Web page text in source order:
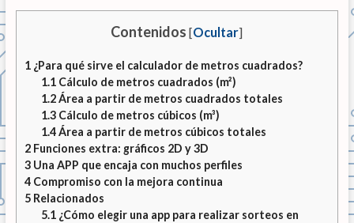
Contenidos [Ocultar]
1¿Para qué sirve el calculador de metros cuadrados?
1.1 Cálculo de metros cuadrados (m²)
1.2Área a partir de metros cuadrados totales
1.3 Cálculo de metros cúbicos (m³)
1.4Área a partir de metros cúbicos totales
2Funciones extra: gráficos 2D y 3D
3Una APP que encaja con muchos perfiles
4Compromiso con la mejora continua
5Relacionados
5.1 ¿Cómo elegir una app para realizar sorteos en